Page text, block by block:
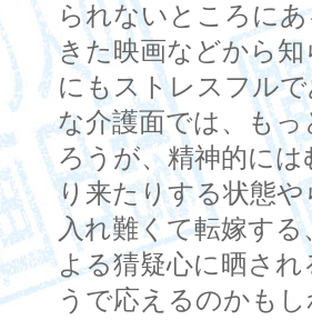
られないところに
きた映画などから
にもストレスフル
な介護面では、も
ろうが、精神的に
り来たりする状態
入れ難くて転嫁す
よる猜疑心に晒さ
うで応えるのかも